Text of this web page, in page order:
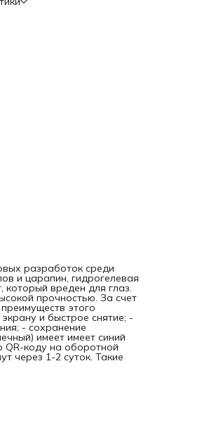
приклеивание к экрану и быстрое
разработок среди
и царапин, гидрогелевая
который вреден для глаз.
прочностью. За счет
этого
и быстрое снятие; -
- сохранение
имеет имеет синий
QR-коду на оборотной
через 1-2 суток. Такие